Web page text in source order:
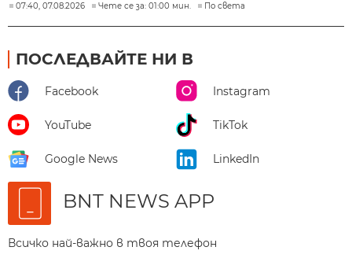
07:40, 07.08.2026 Чете се за: 01:00 мин. По света
ПОСЛЕДВАЙТЕ НИ В
Facebook Instagram
YouTube TikTok
Google News LinkedIn
BNT NEWS APP
Всичко най-важно в твоя телефон